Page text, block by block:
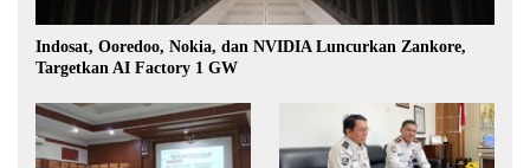
Indosat, Ooredoo, Nokia, dan NVIDIA Luncurkan Zankore,
Targetkan AI Factory 1 GW